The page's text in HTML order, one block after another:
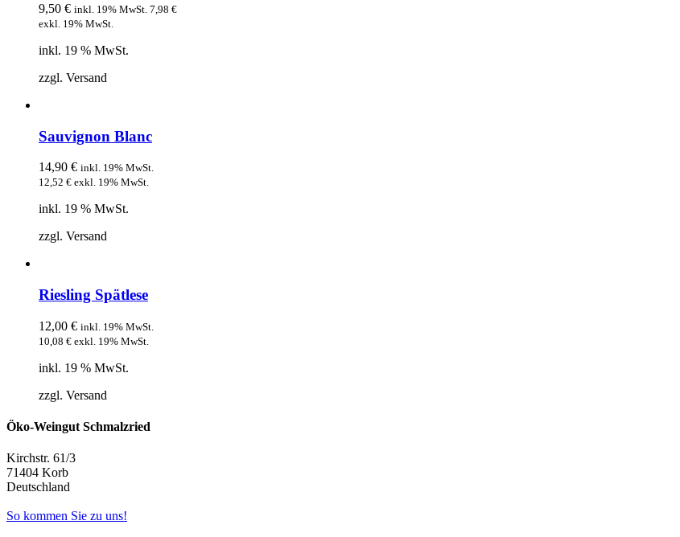
9,50 € inkl. 19% MwSt. 7,98 €
exkl. 19% MwSt.
inkl. 19 % MwSt.
zzgl. Versand
Sauvignon Blanc
14,90 € inkl. 19% MwSt.
12,52 € exkl. 19% MwSt.
inkl. 19 % MwSt.
zzgl. Versand
Riesling Spätlese
12,00 € inkl. 19% MwSt.
10,08 € exkl. 19% MwSt.
inkl. 19 % MwSt.
zzgl. Versand
Öko-Weingut Schmalzried
Kirchstr. 61/3
71404 Korb
Deutschland
So kommen Sie zu uns!